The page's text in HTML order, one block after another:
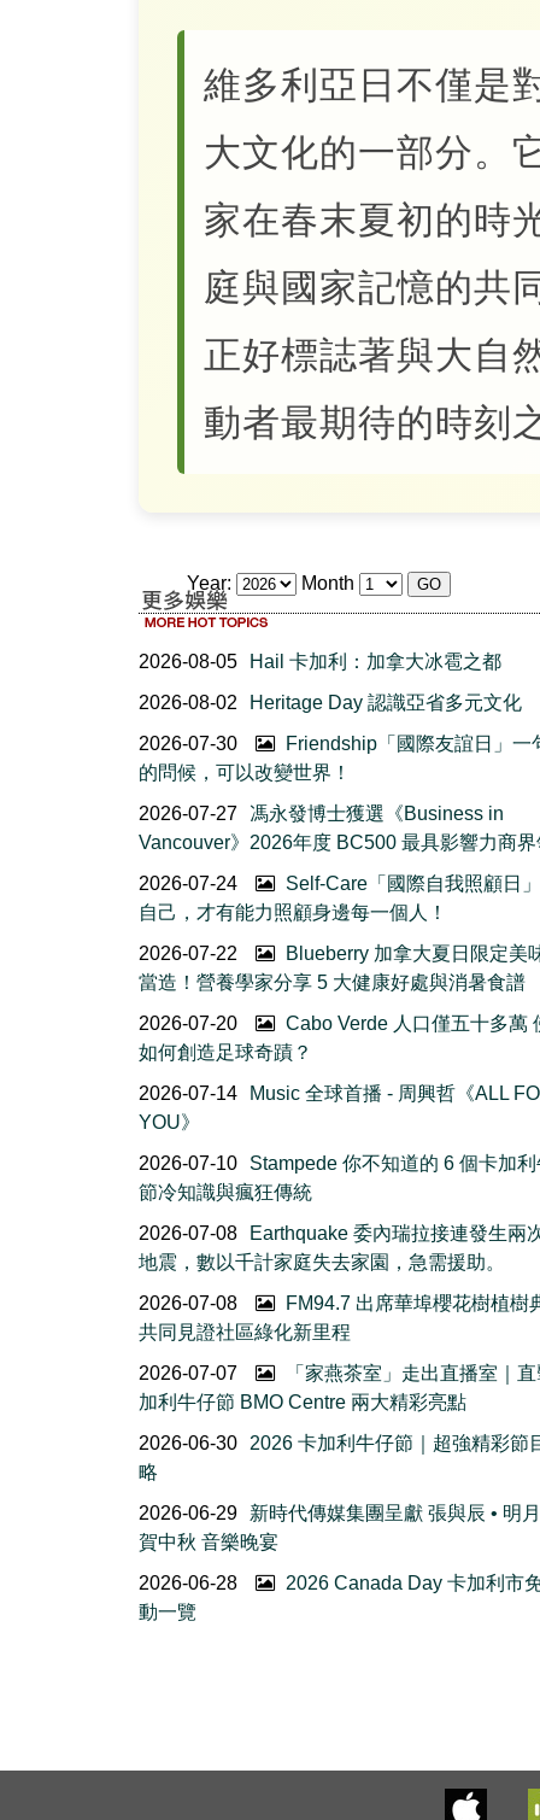
維多利亞日不僅是
大文化的一部分。
家在春末夏初的時
庭與國家記憶的共
正好標誌著與大自
動者最期待的時刻
Year: Month
2026-08-05
Hail 卡加利：加拿大冰雹之都
2026-08-02
Heritage Day 認識亞省多元文化
2026-07-30
Friendship「國際友誼日」一
的問候，可以改變世界！
2026-07-27
馮永發博士獲選《Business in
Vancouver》2026年度 BC500 最具影響力商
2026-07-24
Self-Care「國際自我照顧日
自己，才有能力照顧身邊每一個人！
2026-07-22
Blueberry 加拿大夏日限定美
當造！營養學家分享 5 大健康好處與消暑食譜
2026-07-20
Cabo Verde 人口僅五十多萬
如何創造足球奇蹟？
2026-07-14
Music 全球首播 - 周興哲《ALL
YOU》
2026-07-10
Stampede 你不知道的 6 個卡加
節冷知識與瘋狂傳統
2026-07-08
Earthquake 委內瑞拉接連發生兩
地震，數以千計家庭失去家園，急需援助。
2026-07-08
FM94.7 出席華埠櫻花樹植
共同見證社區綠化新里程
2026-07-07
「家燕茶室」走出直播室｜
加利牛仔節 BMO Centre 兩大精彩亮點
2026-06-30
2026 卡加利牛仔節｜超強精彩節
略
2026-06-29
新時代傳媒集團呈獻 張與辰 • 明
賀中秋 音樂晚宴
2026-06-28
2026 Canada Day 卡加利市
動一覽